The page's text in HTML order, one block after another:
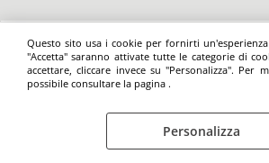
Questo sito usa i cookie per fornirti
"Accetta" saranno attivate tutte le categorie di
accettare, cliccare invece su "Personalizza". Per
possibile consultare la pagina .
Personalizza
Richiedi il ritiro del consenso dei dati
Maxiofferta.it by Spazio Ufficio di Basilio Angela -
176/A - 80026 - Casoria - (NA) Tel/Fax: +39
marketing@maxiofferta.it - P.iva
Preferenze cookie